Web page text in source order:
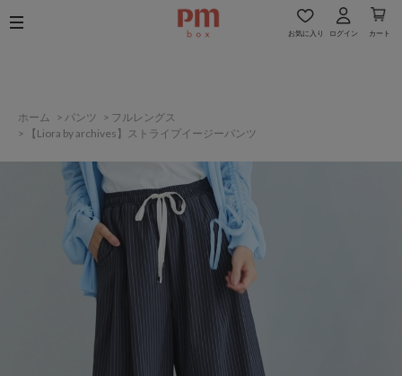
お気に入り ログイン カート
ホーム > パンツ > フルレングス
>
【Liora by archives】ストライプイージーパンツ